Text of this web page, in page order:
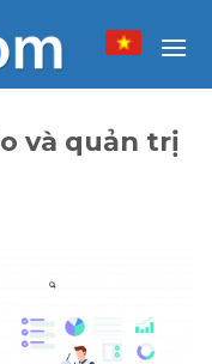
và quản trị